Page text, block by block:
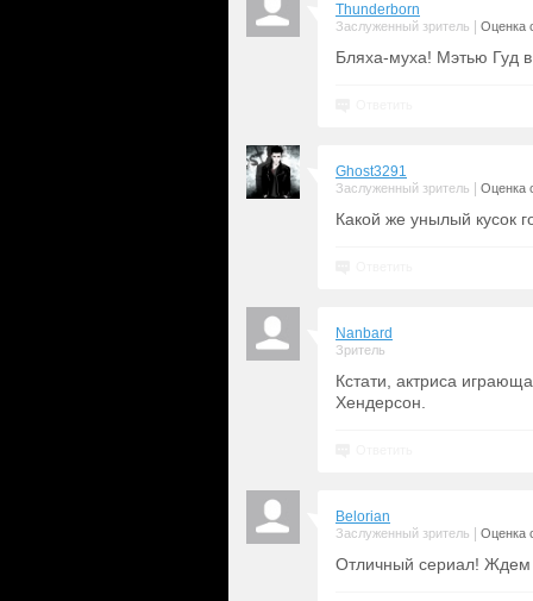
Thunderborn
Заслуженный зритель Оценка
Бляха-муха! Мэтью Гуд
Ghost3291
Заслуженный зритель Оценка
Какой же унылый кусок
Nanbard
Зритель
Кстати, актриса
Хендерсон.
Belorian
Заслуженный зритель Оценка
Отличный сериал! Ждем